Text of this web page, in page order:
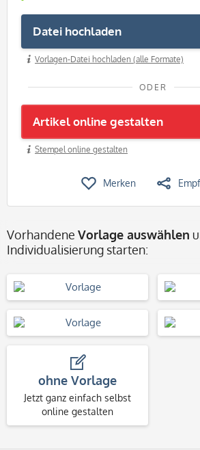
Datei hochladen
Vorlagen-Datei hochladen (alle Formate)
ODER
Artikel online gestalten
Stempel online gestalten
Merken
Vorhandene Vorlage auswählen
Individualisierung starten:
ohne Vorlage
Jetzt ganz einfach selbst
online gestalten